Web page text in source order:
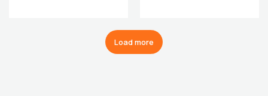
Load more